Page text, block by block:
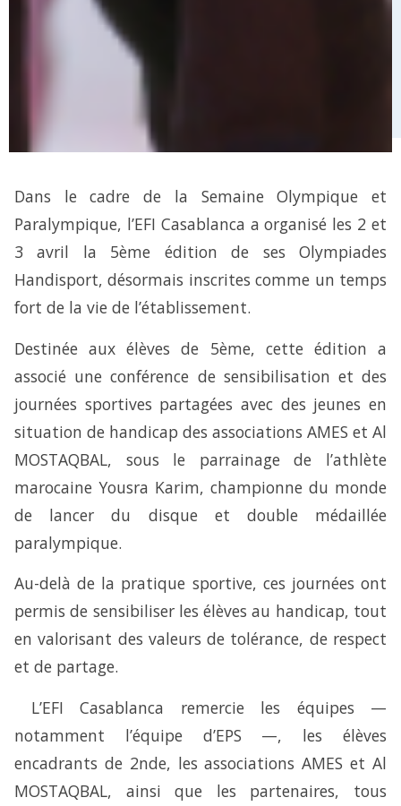
Dans le cadre de la Semaine Olympique et
Paralympique, l’EFI Casablanca a organisé les 2 et
3 avril la 5ème édition de ses Olympiades
Handisport, désormais inscrites comme un temps
fort de la vie de l’établissement.
Destinée aux élèves de 5ème, cette édition a
associé une conférence de sensibilisation et des
journées sportives partagées avec des jeunes en
situation de handicap des associations AMES et Al
MOSTAQBAL, sous le parrainage de l’athlète
marocaine Yousra Karim, championne du monde
de lancer du disque et double médaillée
paralympique.
Au-delà de la pratique sportive, ces journées ont
permis de sensibiliser les élèves au handicap, tout
en valorisant des valeurs de tolérance, de respect
et de partage.
L’EFI Casablanca remercie les équipes —
notamment l’équipe d’EPS —, les élèves
encadrants de 2nde, les associations AMES et Al
MOSTAQBAL, ainsi que les partenaires, tous